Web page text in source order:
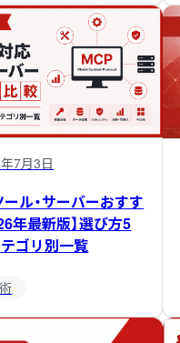
7月3日
ル・サーバーおすす
年最新版】選び方5
ゴリ別一覧